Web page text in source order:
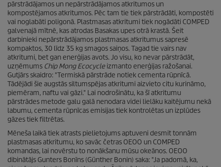
pārstrādājamos un nepārstrādājamos atkritumos un
kompostējamos atkritumos. Pēc tam tie tiek pārstrādāti, kompostēti
vai noglabāti poligonā. Plastmasas atkritumi tiek nogādāti COMPED
galvenajā mītnē, kas atrodas Basakas upes otrā krastā. Šeit
darbinieki nepārstrādājamos plastmasas atkritumus sapresē
kompaktos, 30 līdz 35 kg smagos saiņos. Tagad tie vairs nav
atkritumi, bet gan enerģijas avots. Jo visu, ko nevar pārstrādāt,
uzņēmums Chip Mong Ecocycle izmanto enerģijas ražošanai.
Gutjārs skaidro: "Termiskā pārstrāde notiek cementa rūpnīcā.
Tādējādi šie augstās siltumspējas atkritumi aizvieto citu kurināmo,
piemēram, naftu vai gāzi." Lai nodrošinātu, ka šī atkritumu
pārstrādes metode galu galā nenodara videi lielāku kaitējumu nekā
labumu, cementa rūpnīcas emisijas tiek kontrolētas un izplūdes
gāzes tiek filtrētas.
Mēneša laikā tiek atrasts pielietojums aptuveni desmit tonnām
plastmasas atkritumu, ko savāc četras OEOO un COMPED
komandas, lai novērstu to nonākšanu mūsu okeānos. OEOO
dibinātājs Gunters Bonīns (Günther Bonin) saka: "Ja padomā, ka,